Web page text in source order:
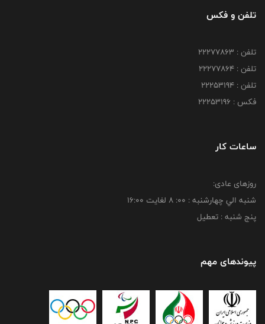
تلفن و فکس
تلفن : 22277863
تلفن : 22277864
تلفن : 22253194
فکس : 22253196
ساعات کار
روزهای عادی:
شنبه الي چهارشنبه : 00: 8 لغايت 16:00
پنج شنبه : تعطیل
پیوندهای مهم